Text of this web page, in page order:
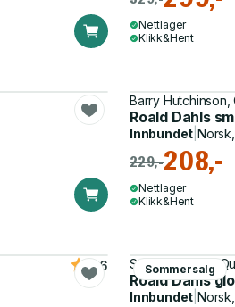
Nettlager
Klikk&Hent
Barry Hutchinson,
Roald Dahls
Innbundet |
229,-208,-
Nettlager
Klikk&Hent
4.6 Sommersalg
Stella Caldwell,
Roald Dahls
Innbundet |